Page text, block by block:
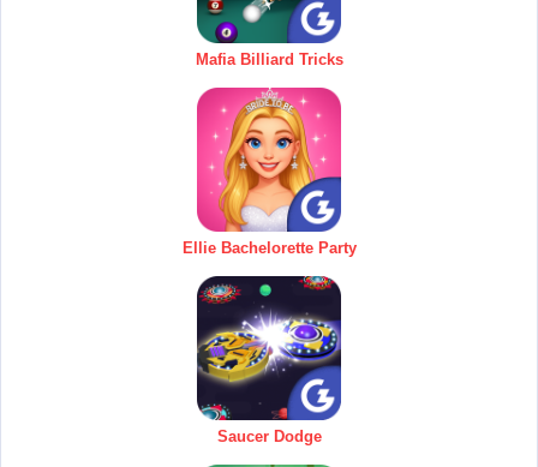
Mafia Billiard Tricks
Ellie Bachelorette Party
Saucer Dodge